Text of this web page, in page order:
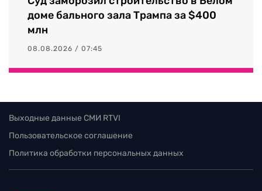
доме бального зала Трампа за $400
млн
08.08.2026 / 07:45
Выходные данные СМИ RTVI
Пользовательское соглашение
Политика обработки персональных данных